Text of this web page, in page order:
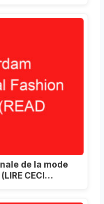
de la mode
CECI…